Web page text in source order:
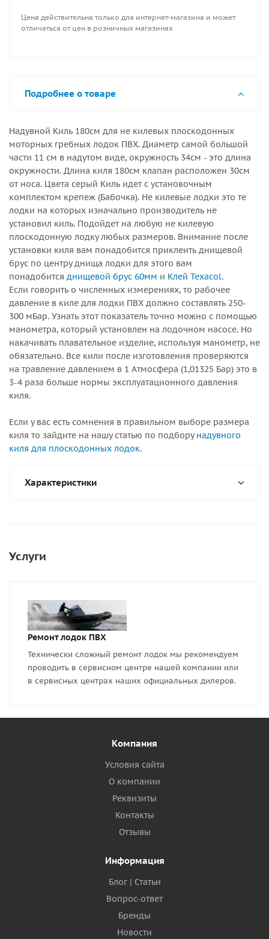
лодочном насосе. Но накачивать плавательное
изделие, используя манометр, не обязательно. Все
Если у вас есть сомнения в правильном выборе
Цена действительна только для интернет-магазина и может
отличаться от цен в розничных магазинах
Подробнее о товаре
Надувной Киль 180см для не килевых плоскодонных
моторных гребных лодок ПВХ. Диаметр самой большой
части 11 см в надутом виде, окружность 34см - это длина
окружности. Длина киля 180см клапан расположен 30см
от носа. Цвета серый Киль идет с установочным
комплектом крепеж (Бабочка). Не килевые лодки это те
лодки на которых изначально производитель не
установил киль. Подойдет на любую не килевую
плоскодонную лодку любых размеров. Внимание после
установки киля вам понадобится приклеить днищевой
брус по центру днища лодки для этого вам
понадобится днищевой брус 60мм и Клей Texacol.
Если говорить о численных измерениях, то рабочее
давление в киле для лодки ПВХ должно составлять 250-
300 мБар. Узнать этот показатель точно можно с помощью
манометра, который установлен на лодочном насосе. Но
накачивать плавательное изделие, используя манометр, не
обязательно. Все кили после изготовления проверяются
на травление давлением в 1 Атмосфера (1,01325 Бар) это в
3-4 раза больше нормы эксплуатационного давления
киля.
Если у вас есть сомнения в правильном выборе размера
киля то зайдите на нашу статью по подборунадувного
киля для плоскодонных лодок.
Характеристики
Услуги
Ремонт лодок ПВХ
Технически сложный ремонт лодок мы рекомендуем
проводить в сервисном центре нашей компании или
в сервисных центрах наших официальных дилеров.
Компания
Условия сайта
О компании
Реквизиты
Контакты
Отзывы
Информация
Блог | Статьи
Вопрос-ответ
Бренды
Новости